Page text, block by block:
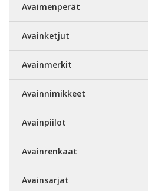
Avaimenperät
Avainketjut
Avainmerkit
Avainnimikkeet
Avainpiilot
Avainrenkaat
Avainsarjat